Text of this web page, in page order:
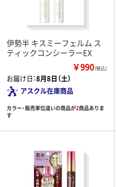
伊勢半 キスミーフェルム ス
ティックコンシーラーEX
￥990（税込）
お届け日：8月8日（土）
アスクル在庫商品
カラー・販売単位違いの商品が2商品ありま
す